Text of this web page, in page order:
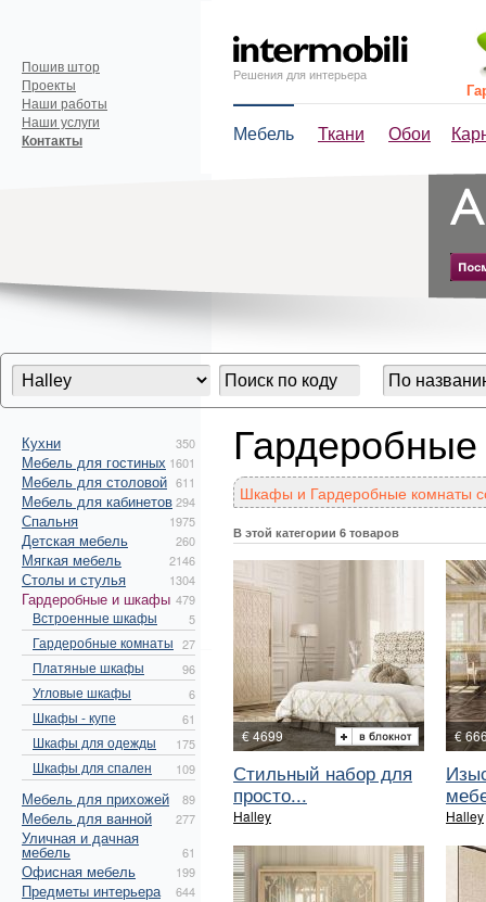
Решения для интерьера
Мебель Ткани Обои
Пошив штор
Проекты
Наши работы
Наши услуги
Контакты
Кухни 350
Мебель для гостиных 1601
Мебель для столовой 611
Мебель для кабинетов294
Спальня 1975
Детская мебель 260
Мягкая мебель 2146
Столы и стулья 1304
Гардеробные и шкафы 479
Встроенные шкафы 5
Гардеробные комнаты 27
Платяные шкафы 96
Угловые шкафы 6
Шкафы - купе 61
Шкафы для одежды 175
Шкафы для спален 109
Мебель для прихожей 89
Мебель для ванной 277
Уличная и дачная
мебель 61
Офисная мебель 199
Предметы интерьера 644
Шкафы и Гардеробные комнаты
В этой категории 6 товаров
€ 4699
Стильный набор для
просто...
Halley
€
Halley